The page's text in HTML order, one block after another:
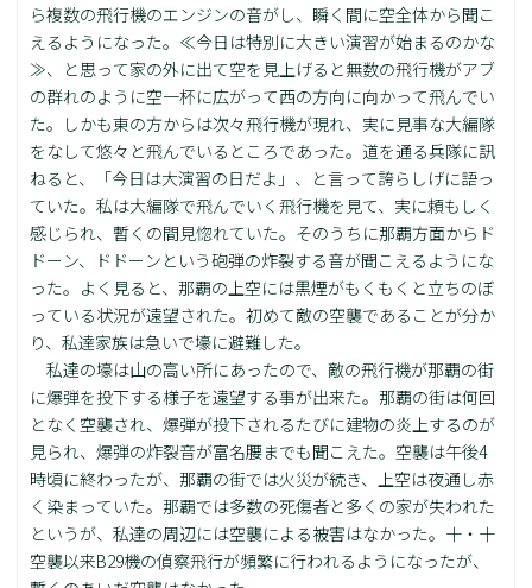
ら複数の飛行機のエンジンの音がし、瞬く間に空全体から聞こ
えるようになった。≪今日は特別に大きい演習が始まるのかな
≫、と思って家の外に出て空を見上げると無数の飛行機がアブ
の群れのように空一杯に広がって西の方向に向かって飛んでい
た。しかも東の方からは次々飛行機が現れ、実に見事な大編隊
をなして悠々と飛んでいるところであった。道を通る兵隊に訊
ねると、「今日は大演習の日だよ」、と言って誇らしげに語っ
ていた。私は大編隊で飛んでいく飛行機を見て、実に頼もしく
感じられ、暫くの間見惚れていた。そのうちに那覇方面からド
ドーン、ドドーンという砲弾の炸裂する音が聞こえるようにな
った。よく見ると、那覇の上空には黒煙がもくもくと立ちのぼ
っている状況が遠望された。初めて敵の空襲であることが分か
り、私達家族は急いで壕に避難した。
私達の壕は山の高い所にあったので、敵の飛行機が那覇の街
に爆弾を投下する様子を遠望する事が出来た。那覇の街は何回
となく空襲され、爆弾が投下されるたびに建物の炎上するのが
見られ、爆弾の炸裂音が富名腰までも聞こえた。空襲は午後4
時頃に終わったが、那覇の街では火災が続き、上空は夜通し赤
く染まっていた。那覇では多数の死傷者と多くの家が失われた
というが、私達の周辺には空襲による被害はなかった。十・十
空襲以来B29機の偵察飛行が頻繁に行われるようになったが、